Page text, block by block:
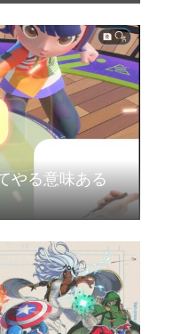
しい事故が撮影される。
ドの正しい使い方がコチ
ークテストに沢山のご応
た｡」
知らない
やる意味ある